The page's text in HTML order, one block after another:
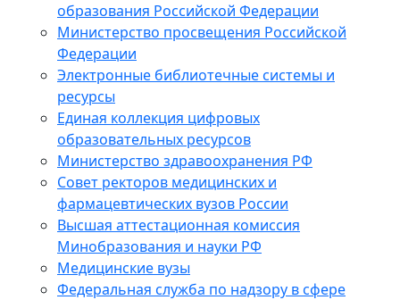
образования Российской Федерации
Министерство просвещения Российской
Федерации
Электронные библиотечные системы и
ресурсы
Единая коллекция цифровых
образовательных ресурсов
Министерство здравоохранения РФ
Совет ректоров медицинских и
фармацевтических вузов России
Высшая аттестационная комиссия
Минобразования и науки РФ
Медицинские вузы
Федеральная служба по надзору в сфере